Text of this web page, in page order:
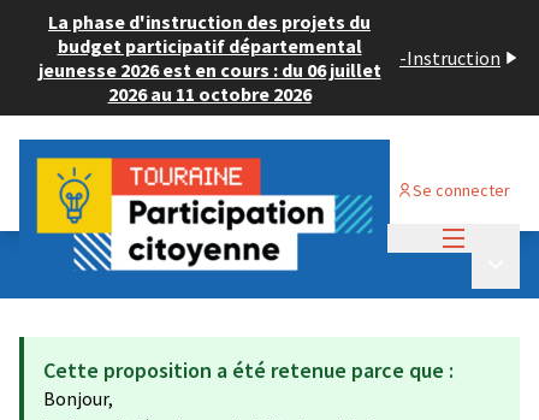
La phase d'instruction des projets du
budget participatif départemental
jeunesse 2026 est en cours : du 06 juillet
2026 au 11 octobre 2026
-Instruction
Se connecter
Budget Participatif JEUNESSE 2024
💡 Consulter les projets déposés
Cette proposition a été retenue parce que :
Bonjour,